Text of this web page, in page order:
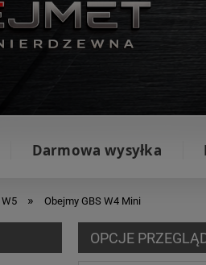
Darmowa wysyłka
W5 » Obejmy GBS W4 Mini
OPCJE